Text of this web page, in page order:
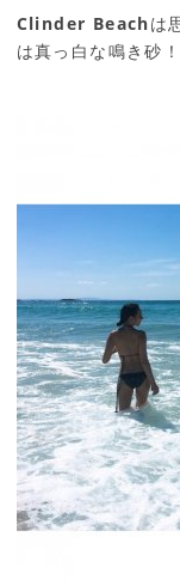
Clinder Beachは
は真っ白な鳴き砂